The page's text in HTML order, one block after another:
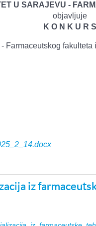
U SARAJEVU -
objavljuje
K O N K U R S
Farmaceutskog fakulteta
iz